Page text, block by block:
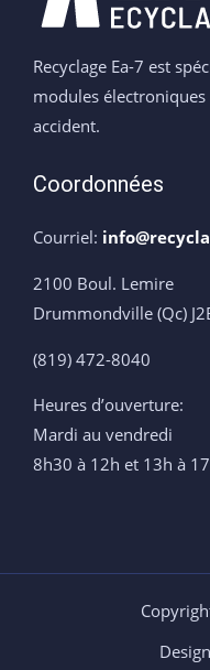
Recyclage Ea-7 est
modules
accident.
Coordonnées
Courriel:
2100 Boul. Lemire
Drummondville (Qc)
(819) 472-8040
Heures d’ouverture:
Mardi au vendredi
8h30 à 12h et 13h à